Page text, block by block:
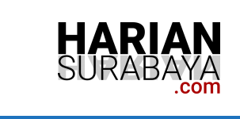
Harian
Surabaya